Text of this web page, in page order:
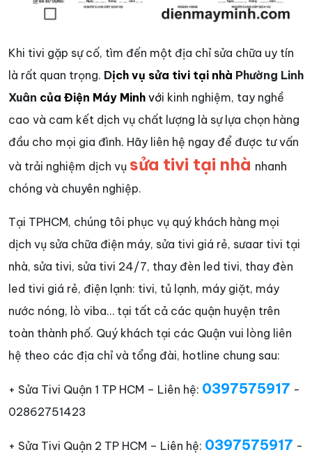
Khi tivi gặp sự cố, tìm đến một địa chỉ sửa chữa uy tín
là rất quan trọng. Dịch vụ sửa tivi tại nhà Phường Linh
Xuân của Điện Máy Minh với kinh nghiệm, tay nghề
cao và cam kết dịch vụ chất lượng là sự lựa chọn hàng
đầu cho mọi gia đình. Hãy liên hệ ngay để được tư vấn
và trải nghiệm dịch vụ sửa tivi tại nhà nhanh
chóng và chuyên nghiệp.
Tại TPHCM, chúng tôi phục vụ quý khách hàng mọi
dịch vụ sửa chữa điện máy, sửa tivi giá rẻ, sưaar tivi tại
nhà, sửa tivi, sửa tivi 24/7, thay đèn led tivi, thay đèn
led tivi giá rẻ, điện lạnh: tivi, tủ lạnh, máy giặt, máy
nước nóng, lò viba… tại tất cả các quận huyện trên
toàn thành phố. Quý khách tại các Quận vui lòng liên
hệ theo các địa chỉ và tổng đài, hotline chung sau:
+ Sửa Tivi Quận 1 TP HCM – Liên hệ: 0397575917 -
02862751423
+ Sửa Tivi Quận 2 TP HCM – Liên hệ: 0397575917 -